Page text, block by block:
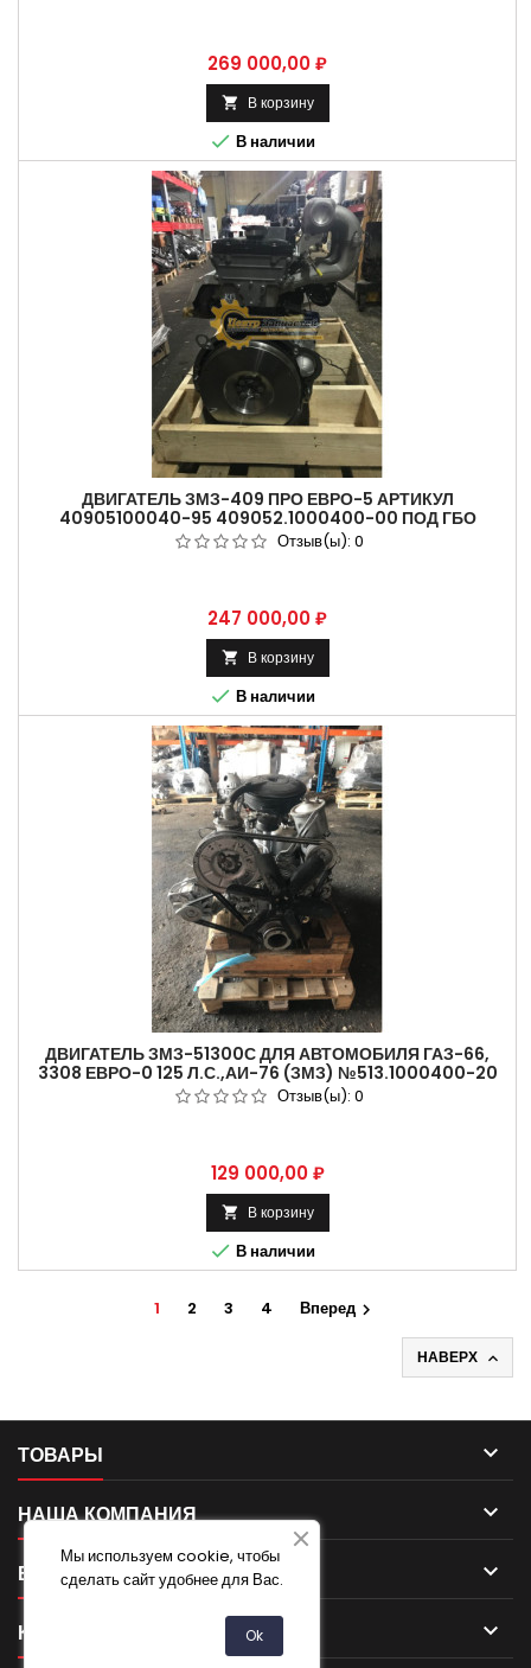
Цена
269 000,00 ₽
 В корзину
 В наличии
ДВИГАТЕЛЬ ЗМЗ-409 ПРО ЕВРО-5 АРТИКУЛ
40905100040-95 409052.1000400-00 ПОД ГБО
Отзыв(ы): 0
Цена
247 000,00 ₽
 В корзину
 В наличии
ДВИГАТЕЛЬ ЗМЗ-51300С ДЛЯ АВТОМОБИЛЯ ГАЗ-66,
3308 ЕВРО-0 125 Л.С.,АИ-76 (ЗМЗ) №513.1000400-20
Отзыв(ы): 0
Цена
129 000,00 ₽
 В корзину
 В наличии
1 2 3 4 Вперед 
НАВЕРХ 
ТОВАРЫ 
НАША КОМПАНИЯ 
ВАША УЧЕТНАЯ ЗАПИСЬ 
КОНТАКТ 
Мы используем cookie, чтобы
сделать сайт удобнее для Вас.
Ok